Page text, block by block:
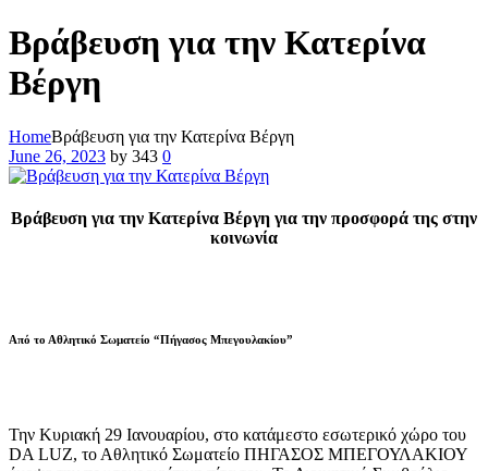
Βράβευση για την Κατερίνα
Βέργη
HomeΒράβευση για την Κατερίνα Βέργη
June 26, 2023 by 343 0
Βράβευση για την Κατερίνα Βέργη για την προσφορά της στην
κοινωνία
Από το Αθλητικό Σωματείο “Πήγασος Μπεγουλακίου”
Την Κυριακή 29 Ιανουαρίου, στο κατάμεστο εσωτερικό χώρο του
DA LUZ, το Αθλητικό Σωματείο ΠΗΓΑΣΟΣ ΜΠΕΓΟΥΛΑΚΙΟΥ